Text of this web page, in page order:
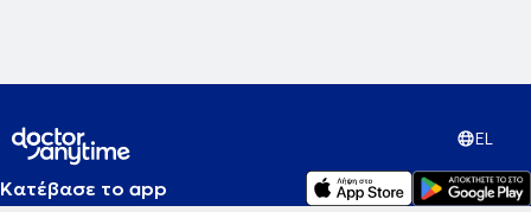
EL
Κατέβασε το app